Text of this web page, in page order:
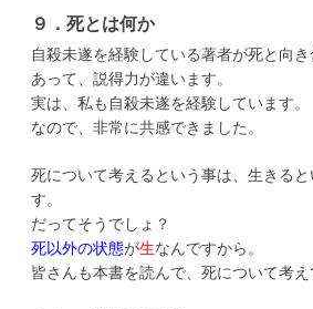
９．死とは何か
自殺未遂を経験している著者が死と向
あって、説得力が違います。
実は、私も自殺未遂を経験しています。
なので、非常に共感できました。
死について考えるという事は、生きる
す。
だってそうでしょ？
死以外の状態が生なんですから。
皆さんも本書を読んで、死について考え